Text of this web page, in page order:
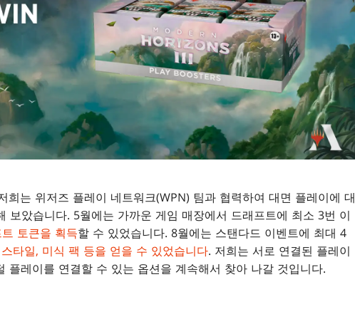
는 위저즈 플레이 네트워크(WPN) 팀과 협력하여 대면 플레이에 대
보았습니다. 5월에는 가까운 게임 매장에서 드래프트에 최소 3번 이
토큰을 획득할 수 있었습니다. 8월에는 스탠다드 이벤트에 최대 4
타일, 미식 팩 등을 얻을 수 있었습니다. 저희는 서로 연결된 플레이
플레이를 연결할 수 있는 옵션을 계속해서 찾아 나갈 것입니다.